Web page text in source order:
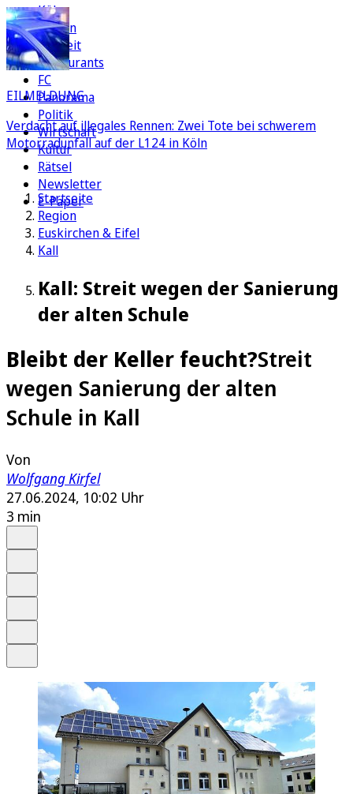
Köln
Region
Freizeit
Restaurants
FC
Panorama
Politik
Wirtschaft
Kultur
Rätsel
Newsletter
E-Paper
EILMELDUNG
Verdacht auf illegales Rennen: Zwei Tote bei schwerem
Motorradunfall auf der L124 in Köln
Startseite
Region
Euskirchen & Eifel
Kall
Kall: Streit wegen der Sanierung
der alten Schule
Bleibt der Keller feucht?Streit
wegen Sanierung der alten
Schule in Kall
Von
Wolfgang Kirfel
27.06.2024, 10:02 Uhr
3 min